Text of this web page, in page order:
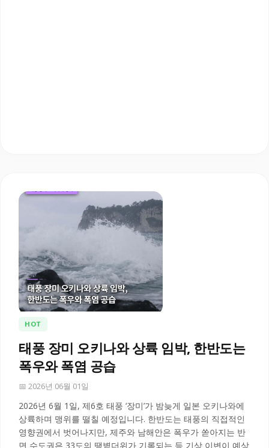
HOT
태풍 장미 오키나와 상륙 임박, 한반도는
폭우와 폭염 공습
📅 2026년 06월 01일
2026년 6월 1일, 제6호 태풍 ‘장미’가 밤늦게 일본 오키나와에
상륙하며 맹위를 떨칠 예정입니다. 한반도는 태풍의 직접적인
영향권에서 벗어나지만, 제주와 남해안은 폭우가 쏟아지는 반
면 수도권은 33도의 땡볕더위가 기록되는 등 기상 이변이 예상